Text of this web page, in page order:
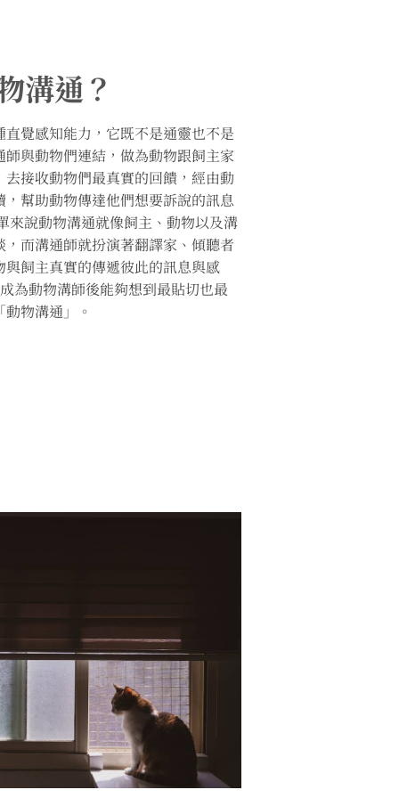
溝通？
覺感知能力，它既不是通靈也不是
與動物們連結，做為動物跟飼主家
接收動物們最真實的回饋，經由動
幫助動物傳達他們想要訴說的訊息
來說動物溝通就像飼主、動物以及溝
而溝通師就扮演著翻譯家、傾聽者
飼主真實的傳遞彼此的訊息與感
為動物溝師後能夠想到最貼切也最
物溝通」。